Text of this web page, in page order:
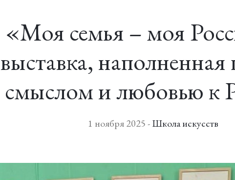
«Моя семья – моя
выставка, наполненная
смыслом и любовью к
1 ноября 2025 -Школа искусств